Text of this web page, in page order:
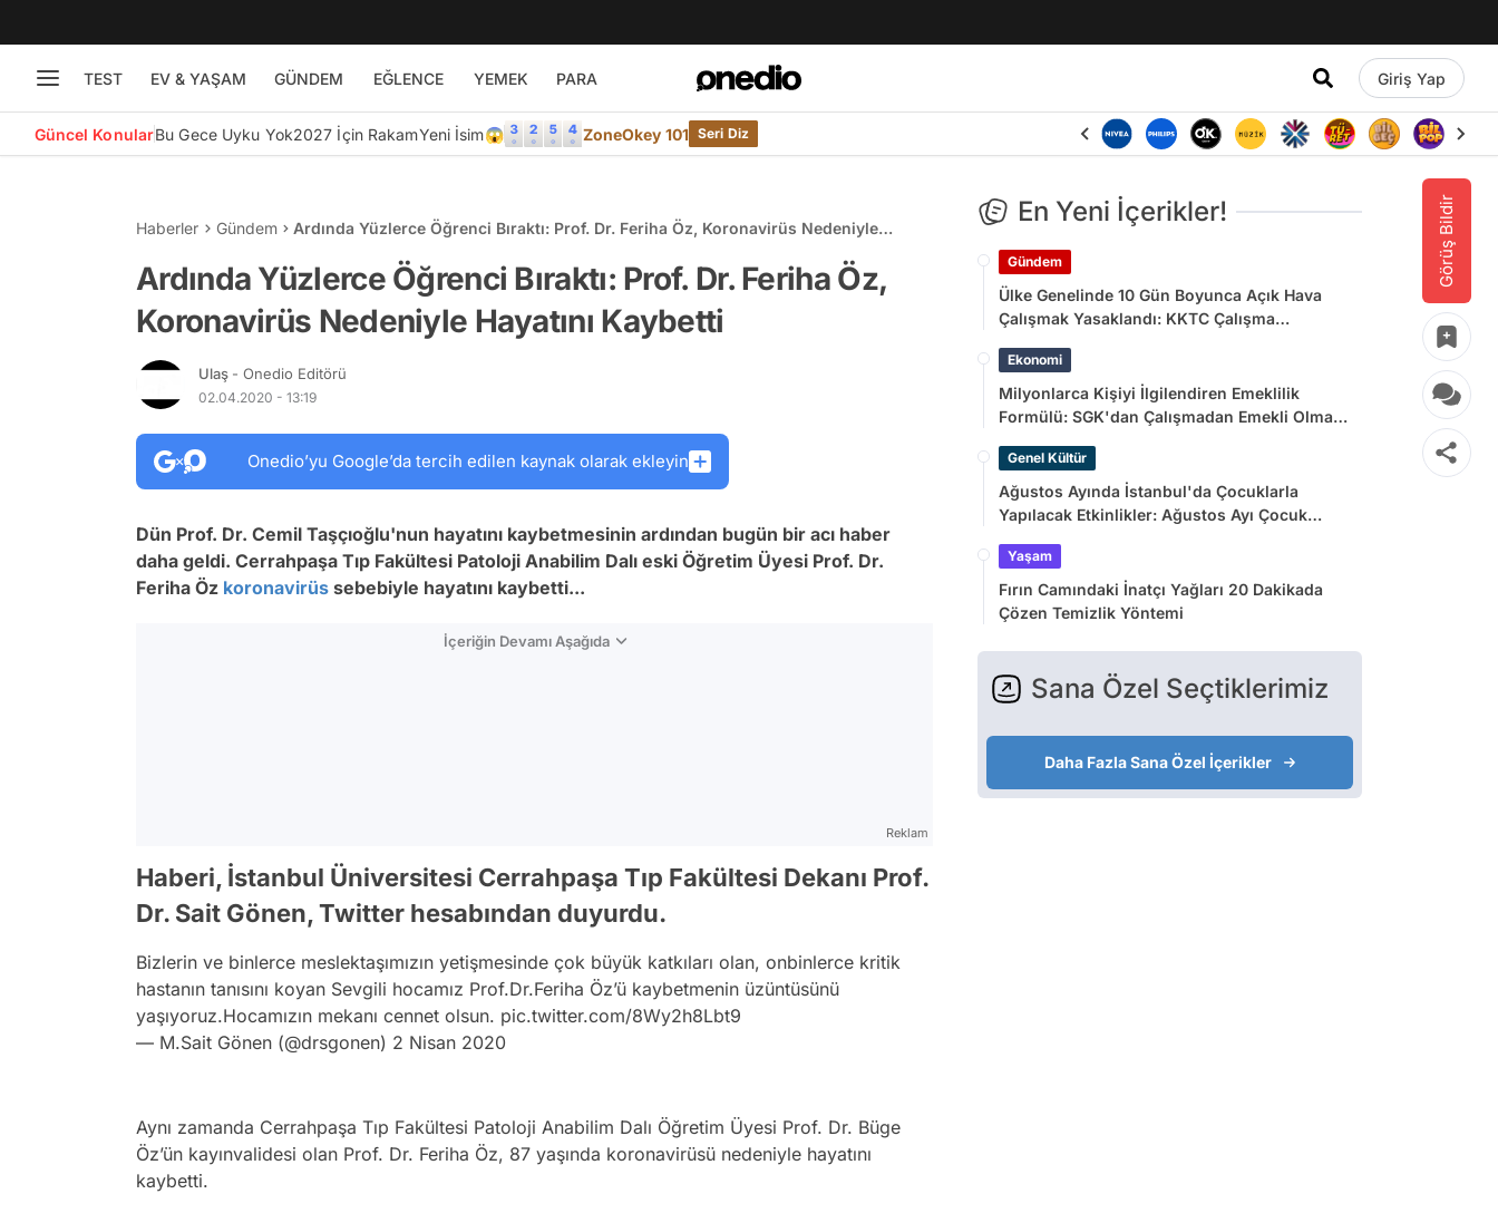
TEST EV & YAŞAM GÜNDEM EĞLENCE YEMEK PARA Giriş Yap
Güncel KonularBu Gece Uyku Yok2027 İçin RakamYeni İsim😱 ZoneOkey 101 Seri Diz
Görüş Bildir
Haberler Gündem
Ardında Yüzlerce Öğrenci Bıraktı: Prof. Dr. Feriha Öz, Koronavirüs Nedeniyle
Ardında Yüzlerce Öğrenci Bıraktı: Prof. Dr. Feriha Öz,
Koronavirüs Nedeniyle Hayatını Kaybetti
Ulaş - Onedio Editörü
02.04.2020 - 13:19
Onedio’yu Google’da tercih edilen kaynak olarak ekleyin
Dün Prof. Dr. Cemil Taşçıoğlu'nun hayatını kaybetmesinin ardından bugün bir acı haber
daha geldi. Cerrahpaşa Tıp Fakültesi Patoloji Anabilim Dalı eski Öğretim Üyesi Prof. Dr.
Feriha Öz koronavirüs sebebiyle hayatını kaybetti...
İçeriğin Devamı Aşağıda
Reklam
Haberi, İstanbul Üniversitesi Cerrahpaşa Tıp Fakültesi Dekanı Prof.
Dr. Sait Gönen, Twitter hesabından duyurdu.
Bizlerin ve binlerce meslektaşımızın yetişmesinde çok büyük katkıları olan, onbinlerce kritik
hastanın tanısını koyan Sevgili hocamız Prof.Dr.Feriha Öz’ü kaybetmenin üzüntüsünü
yaşıyoruz.Hocamızın mekanı cennet olsun. pic.twitter.com/8Wy2h8Lbt9
— M.Sait Gönen (@drsgonen) 2 Nisan 2020
Aynı zamanda Cerrahpaşa Tıp Fakültesi Patoloji Anabilim Dalı Öğretim Üyesi Prof. Dr. Büge
Öz’ün kayınvalidesi olan Prof. Dr. Feriha Öz, 87 yaşında koronavirüsü nedeniyle hayatını
kaybetti.
En Yeni İçerikler!
Gündem
Ülke Genelinde 10 Gün Boyunca Açık Hava
Çalışmak Yasaklandı: KKTC Çalışma
Ekonomi
Milyonlarca Kişiyi İlgilendiren Emeklilik
Formülü: SGK'dan Çalışmadan Emekli Olma
Genel Kültür
Ağustos Ayında İstanbul'da Çocuklarla
Yapılacak Etkinlikler: Ağustos Ayı Çocuk
Yaşam
Fırın Camındaki İnatçı Yağları 20 Dakikada
Çözen Temizlik Yöntemi
Sana Özel Seçtiklerimiz
Daha Fazla Sana Özel İçerikler